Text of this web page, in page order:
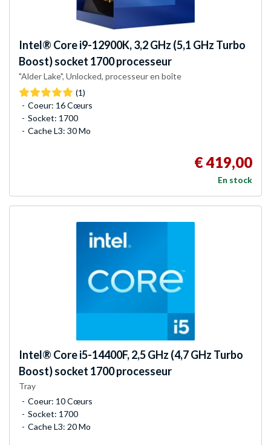
Intel® Core i9-12900K, 3,2 GHz (5,1 GHz Turbo
Boost) socket 1700 processeur
"Alder Lake", Unlocked, processeur en boîte
(1)
Coeur: 16 Cœurs
Socket: 1700
Cache L3: 30 Mo
€ 419,00
En stock
Intel® Core i5-14400F, 2,5 GHz (4,7 GHz Turbo
Boost) socket 1700 processeur
Tray
Coeur: 10 Cœurs
Socket: 1700
Cache L3: 20 Mo